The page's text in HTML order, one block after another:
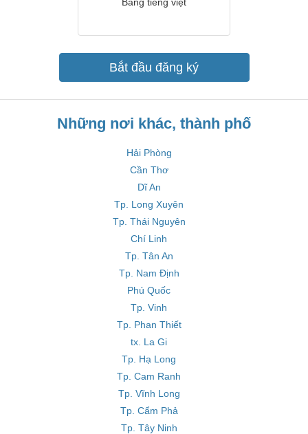
Bắt đầu đăng ký
Những nơi khác, thành phố
Hải Phòng
Cần Thơ
Dĩ An
Tp. Long Xuyên
Tp. Thái Nguyên
Chí Linh
Tp. Tân An
Tp. Nam Định
Phú Quốc
Tp. Vinh
Tp. Phan Thiết
tx. La Gi
Tp. Hạ Long
Tp. Cam Ranh
Tp. Vĩnh Long
Tp. Cẩm Phả
Tp. Tây Ninh